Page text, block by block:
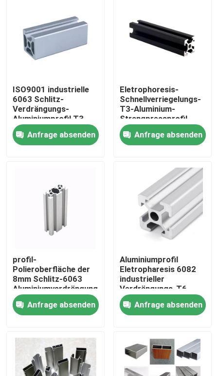
Haus
Produkte
Fabrik-Ausflug
Qualitätskontrolle
Fordern Sie ein Zitat
Industrielles Aluminiumprofil
Verdrängungs-Aluminiumprofil
V Schlitz-Aluminiumprofil
ISO9001 industrielle
6063 Schlitz-
Verdrängungs-
Aluminiumprofil T3
10mm
Anfrage absenden
Eletrophoresis-
Schnellverriegelungs-
T3-Aluminium-
Strangpressprofil
20x20
Anfrage absenden
profil-
Polieroberfläche der
8mm Schlitz-6063
Aluminiumverdrängungs-
T8
Anfrage absenden
Aluminiumprofil
Eletropharesis 6082
industrieller
Verdrängungs-T6
Anfrage absenden